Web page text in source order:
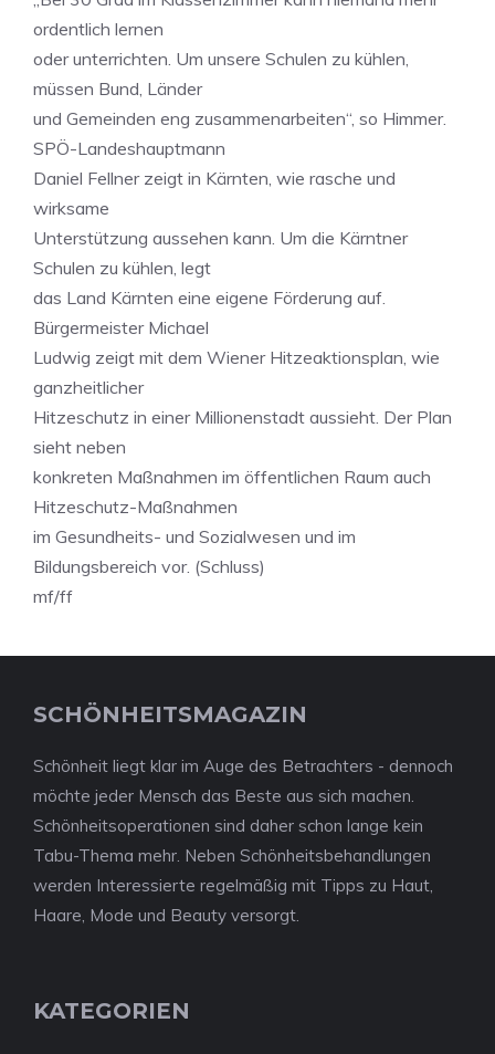
ordentlich lernen
oder unterrichten. Um unsere Schulen zu kühlen,
müssen Bund, Länder
und Gemeinden eng zusammenarbeiten“, so Himmer.
SPÖ-Landeshauptmann
Daniel Fellner zeigt in Kärnten, wie rasche und
wirksame
Unterstützung aussehen kann. Um die Kärntner
Schulen zu kühlen, legt
das Land Kärnten eine eigene Förderung auf.
Bürgermeister Michael
Ludwig zeigt mit dem Wiener Hitzeaktionsplan, wie
ganzheitlicher
Hitzeschutz in einer Millionenstadt aussieht. Der Plan
sieht neben
konkreten Maßnahmen im öffentlichen Raum auch
Hitzeschutz-Maßnahmen
im Gesundheits- und Sozialwesen und im
Bildungsbereich vor. (Schluss)
mf/ff
SCHÖNHEITSMAGAZIN
Schönheit liegt klar im Auge des Betrachters - dennoch
möchte jeder Mensch das Beste aus sich machen.
Schönheitsoperationen sind daher schon lange kein
Tabu-Thema mehr. Neben Schönheitsbehandlungen
werden Interessierte regelmäßig mit Tipps zu Haut,
Haare, Mode und Beauty versorgt.
KATEGORIEN